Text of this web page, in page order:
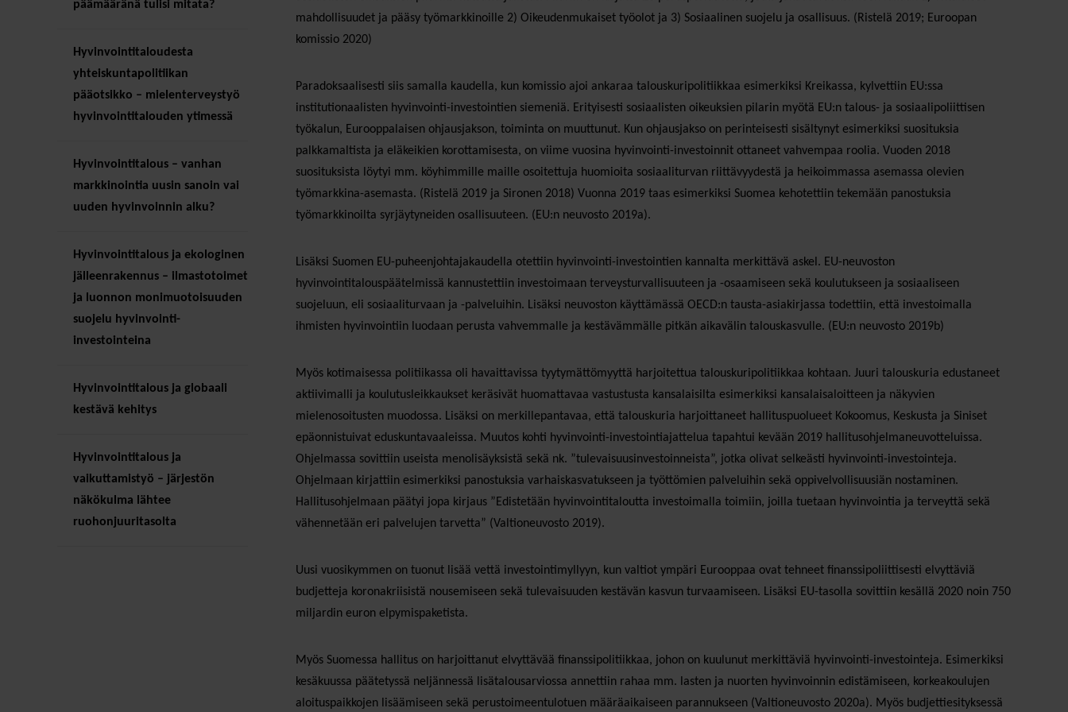
päämääränä tulisi mitata?
Hyvinvointitaloudesta
yhteiskuntapolitiikan
pääotsikko – mielenterveystyö
hyvinvointitalouden ytimessä
Hyvinvointitalous – vanhan
markkinointia uusin sanoin vai
uuden hyvinvoinnin alku?
Hyvinvointitalous ja ekologinen
jälleenrakennus – ilmastotoimet
ja luonnon monimuotoisuuden
suojelu hyvinvointi-
investointeina
Hyvinvointitalous ja globaali
kestävä kehitys
Hyvinvointitalous ja
vaikuttamistyö – järjestön
näkökulma lähtee
ruohonjuuritasolta
mahdollisuudet ja pääsy työmarkkinoille 2) Oikeudenmukaiset työolot ja 3) Sosiaalinen suojelu ja osallisuus. (Ristelä 2019; Euroopan
komissio 2020)
Paradoksaalisesti siis samalla kaudella, kun komissio ajoi ankaraa talouskuripolitiikkaa esimerkiksi Kreikassa, kylvettiin EU:ssa
institutionaalisten hyvinvointi-investointien siemeniä. Erityisesti sosiaalisten oikeuksien pilarin myötä EU:n talous- ja sosiaalipoliittisen
työkalun, Eurooppalaisen ohjausjakson, toiminta on muuttunut. Kun ohjausjakso on perinteisesti sisältynyt esimerkiksi suosituksia
palkkamaltista ja eläkeikien korottamisesta, on viime vuosina hyvinvointi-investoinnit ottaneet vahvempaa roolia. Vuoden 2018
suosituksista löytyi mm. köyhimmille maille osoitettuja huomioita sosiaaliturvan riittävyydestä ja heikoimmassa asemassa olevien
työmarkkina-asemasta. (Ristelä 2019 ja Sironen 2018) Vuonna 2019 taas esimerkiksi Suomea kehotettiin tekemään panostuksia
työmarkkinoilta syrjäytyneiden osallisuuteen. (EU:n neuvosto 2019a).
Lisäksi Suomen EU-puheenjohtajakaudella otettiin hyvinvointi-investointien kannalta merkittävä askel. EU-neuvoston
hyvinvointitalouspäätelmissä kannustettiin investoimaan terveysturvallisuuteen ja -osaamiseen sekä koulutukseen ja sosiaaliseen
suojeluun, eli sosiaaliturvaan ja -palveluihin. Lisäksi neuvoston käyttämässä OECD:n tausta-asiakirjassa todettiin, että investoimalla
ihmisten hyvinvointiin luodaan perusta vahvemmalle ja kestävämmälle pitkän aikavälin talouskasvulle. (EU:n neuvosto 2019b)
Myös kotimaisessa politiikassa oli havaittavissa tyytymättömyyttä harjoitettua talouskuripolitiikkaa kohtaan. Juuri talouskuria edustaneet
aktiivimalli ja koulutusleikkaukset keräsivät huomattavaa vastustusta kansalaisilta esimerkiksi kansalaisaloitteen ja näkyvien
mielenosoitusten muodossa. Lisäksi on merkillepantavaa, että talouskuria harjoittaneet hallituspuolueet Kokoomus, Keskusta ja Siniset
epäonnistuivat eduskuntavaaleissa. Muutos kohti hyvinvointi-investointiajattelua tapahtui kevään 2019 hallitusohjelmaneuvotteluissa.
Ohjelmassa sovittiin useista menolisäyksistä sekä nk. ”tulevaisuusinvestoinneista”, jotka olivat selkeästi hyvinvointi-investointeja.
Ohjelmaan kirjattiin esimerkiksi panostuksia varhaiskasvatukseen ja työttömien palveluihin sekä oppivelvollisuusiän nostaminen.
Hallitusohjelmaan päätyi jopa kirjaus ”Edistetään hyvinvointitaloutta investoimalla toimiin, joilla tuetaan hyvinvointia ja terveyttä sekä
vähennetään eri palvelujen tarvetta” (Valtioneuvosto 2019).
Uusi vuosikymmen on tuonut lisää vettä investointimyllyyn, kun valtiot ympäri Eurooppaa ovat tehneet finanssipoliittisesti elvyttäviä
budjetteja koronakriisistä nousemiseen sekä tulevaisuuden kestävän kasvun turvaamiseen. Lisäksi EU-tasolla sovittiin kesällä 2020 noin 750
miljardin euron elpymispaketista.
Myös Suomessa hallitus on harjoittanut elvyttävää finanssipolitiikkaa, johon on kuulunut merkittäviä hyvinvointi-investointeja. Esimerkiksi
kesäkuussa päätetyssä neljännessä lisätalousarviossa annettiin rahaa mm. lasten ja nuorten hyvinvoinnin edistämiseen, korkeakoulujen
aloituspaikkojen lisäämiseen sekä perustoimeentulotuen määräaikaiseen parannukseen (Valtioneuvosto 2020a). Myös budjettiesityksessä